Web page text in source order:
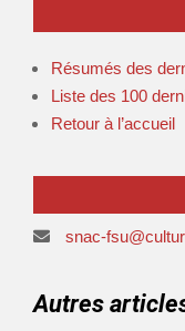
Résumés des
Liste des 100
Retour à l’accueil
snac-
Autres